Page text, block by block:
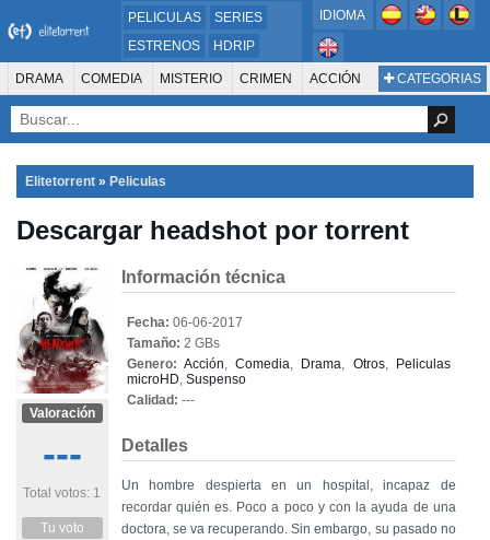
PELICULAS
SERIES
ESTRENOS
HDRIP
MICROHD
720P
DVDRIP
IDIOMA
CATEGORIAS
DRAMA COMEDIA MISTERIO CRIMEN ACCIÓN
SUSPENSO AVENTURA
ANIMACIÓN ROMANCE TERROR CIENCIA FICCIÓN FANTASÍA
FAMILIA DOCUS Y TV
PELÍCULA DE LA TELEVISIÓN FOREIGN KIDS REALITY ANIMACION
THRILLER BIOGRAFÍA
Elitetorrent » Peliculas
Descargar headshot por torrent
Valoración
---
Total votos: 1
Tu voto
Información técnica
Fecha: 06-06-2017
Tamaño: 2 GBs
Genero: Acción,Comedia, Drama, Otros,
Peliculas
microHD, Suspenso
Calidad: ---
Detalles
Un hombre despierta en un hospital, incapaz de
recordar quién es. Poco a poco y con la ayuda de una
doctora, se va recuperando. Sin embargo, su pasado no